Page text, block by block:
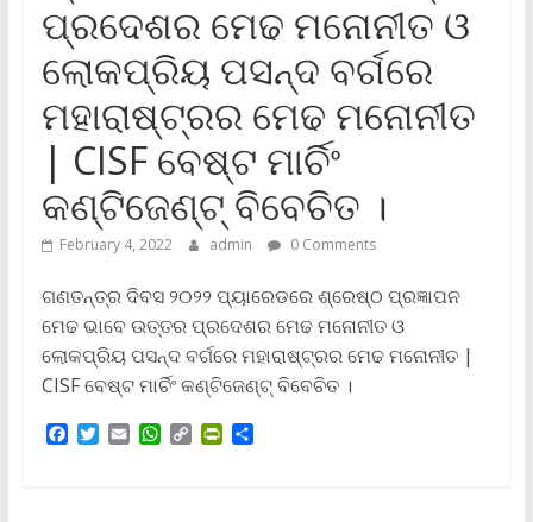
ପ୍ରଦେଶର ମେଢ ମନୋନୀତ ଓ
ଲୋକପ୍ରିୟ ପସନ୍ଦ ବର୍ଗରେ
ମହାରାଷ୍ଟ୍ରର ମେଢ ମନୋନୀତ
| CISF ବେଷ୍ଟ ମାର୍ଚିଂ
କଣ୍ଟିଜେଣ୍ଟ୍ ବିବେଚିତ ।
February 4, 2022 admin 0 Comments
ଗଣତନ୍ତ୍ର ଦିବସ ୨୦୨୨ ପ୍ୟାରେଡରେ ଶ୍ରେଷ୍ଠ ପ୍ରଜ୍ଞାପନ
ମେଢ ଭାବେ ଉତ୍ତର ପ୍ରଦେଶର ମେଢ ମନୋନୀତ ଓ
ଲୋକପ୍ରିୟ ପସନ୍ଦ ବର୍ଗରେ ମହାରାଷ୍ଟ୍ରର ମେଢ ମନୋନୀତ |
CISF ବେଷ୍ଟ ମାର୍ଚିଂ କଣ୍ଟିଜେଣ୍ଟ୍ ବିବେଚିତ ।
F
T
E
W C
P
S